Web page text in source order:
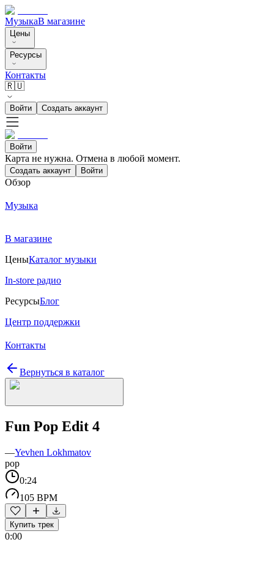
МузыкаВ магазине
Цены
Ресурсы
Контакты
🇷🇺
Войти Создать аккаунт
Войти
Карта не нужна. Отмена в любой момент.
Создать аккаунт Войти
Обзор
Музыка
В магазине
ЦеныКаталог музыки
In-store радио
РесурсыБлог
Центр поддержки
Контакты
Вернуться в каталог
Fun Pop Edit 4
—Yevhen Lokhmatov
pop
0:24
105 BPM
Купить трек
0:00